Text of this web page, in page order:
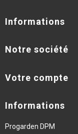
Informations
Notre société
Votre compte
Informations
Progarden DPM